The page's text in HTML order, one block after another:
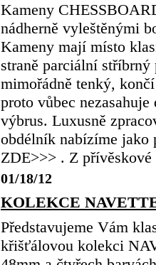
Kameny
nádherně vyleštěnými
Kameny mají místo
straně parciální
mimořádně tenký,
proto vůbec
výbrus. Luxusně
obdélník nabízíme
ZDE>>> . Z
01/18/12
KOLEKCE
Představujeme Vám
křišťálovou kolekci